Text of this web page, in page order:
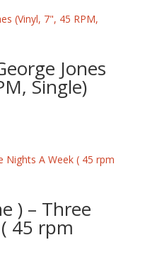
Jones
Single)
) – Three
45 rpm